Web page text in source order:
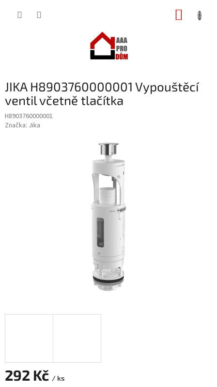
JIKA H8903760000001 Vypouštěcí
ventil včetně tlačítka
H8903760000001
Značka: Jika
292 Kč / ks